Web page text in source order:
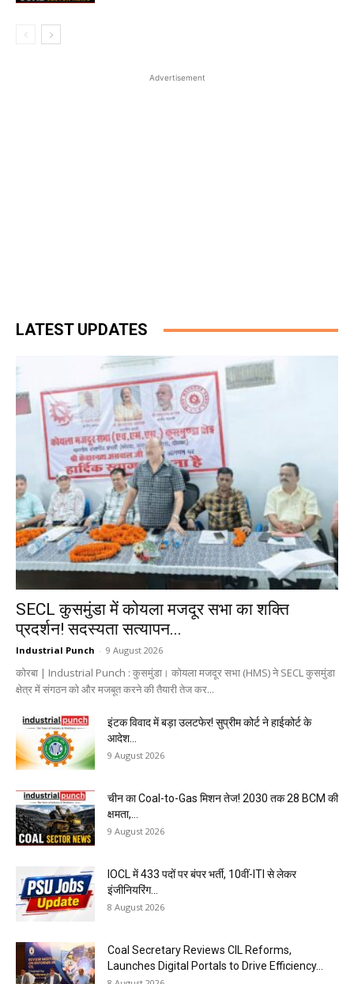
Advertisement
LATEST UPDATES
SECL कुसमुंडा में कोयला मजदूर सभा का शक्ति
प्रदर्शन! सदस्यता सत्यापन...
Industrial Punch - 9 August 2026
कोरबा | Industrial Punch : कुसमुंडा। कोयला मजदूर सभा (HMS) ने SECL कुसमुंडा
क्षेत्र में संगठन को और मजबूत करने की तैयारी तेज कर...
इंटक विवाद में बड़ा उलटफेर! सुप्रीम कोर्ट ने हाईकोर्ट के
आदेश...
9 August 2026
चीन का Coal-to-Gas मिशन तेज! 2030 तक 28 BCM की
क्षमता,...
9 August 2026
IOCL में 433 पदों पर बंपर भर्ती, 10वीं-ITI से लेकर
इंजीनियरिंग...
8 August 2026
Coal Secretary Reviews CIL Reforms,
Launches Digital Portals to Drive Efficiency...